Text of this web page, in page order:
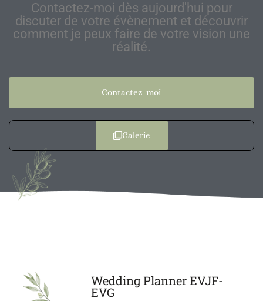
Contactez-moi dès aujourd'hui pour
discuter de votre évènement et découvrir
comment je peux faire de votre vision une
réalité.
Contactez-moi
Galerie
Wedding Planner EVJF-
EVG